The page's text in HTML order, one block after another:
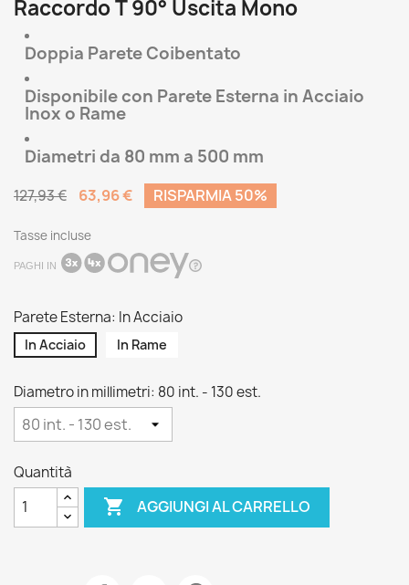
Raccordo T 90° Uscita Mono
Doppia Parete Coibentato
Disponibile con Parete Esterna in Acciaio
Inox o Rame
Diametri da 80 mm a 500 mm
127,93 € 63,96 € RISPARMIA 50%
Tasse incluse
PAGHI IN
Parete Esterna: In Acciaio
In Acciaio In Rame
Diametro in millimetri: 80 int. - 130 est.
Quantità
 AGGIUNGI AL CARRELLO